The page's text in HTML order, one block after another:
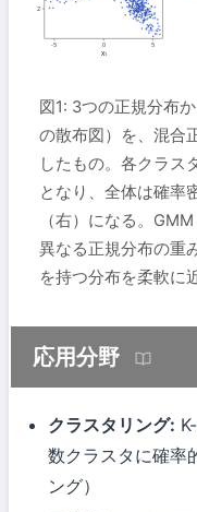
図1: 3つの正規分布
の散布図）を、混合
したもの。各クラス
となり、全体は確率
（右）になる。
異なる正規分布の重
を持つ分布を柔軟に
応用分野
クラスタリング:
数クラスタに確率
ング）